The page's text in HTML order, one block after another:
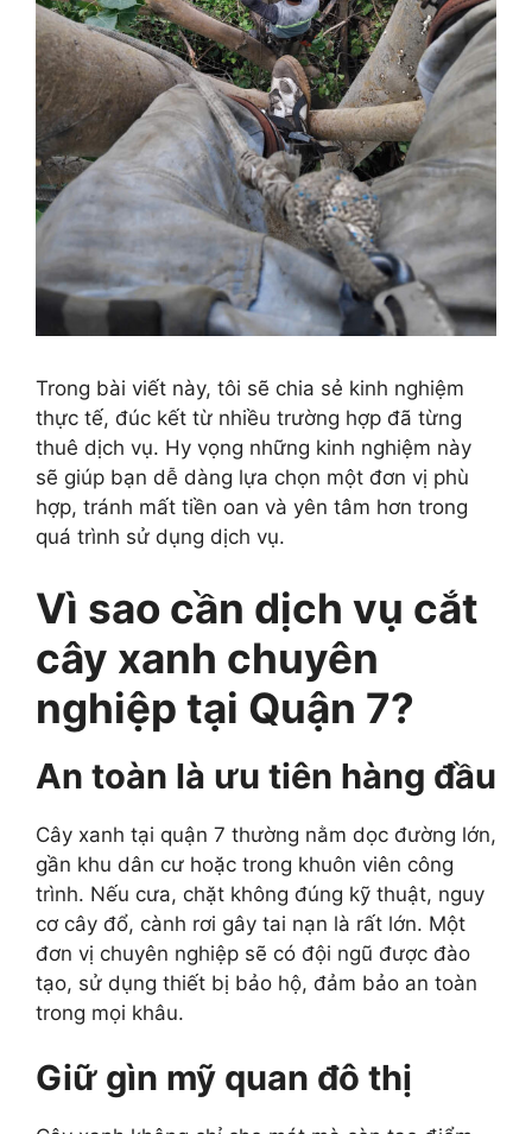
Trong bài viết này, tôi sẽ chia sẻ kinh nghiệm
thực tế, đúc kết từ nhiều trường hợp đã từng
thuê dịch vụ. Hy vọng những kinh nghiệm này
sẽ giúp bạn dễ dàng lựa chọn một đơn vị phù
hợp, tránh mất tiền oan và yên tâm hơn trong
quá trình sử dụng dịch vụ.
Vì sao cần dịch vụ cắt
cây xanh chuyên
nghiệp tại Quận 7?
An toàn là ưu tiên hàng đầu
Cây xanh tại quận 7 thường nằm dọc đường lớn,
gần khu dân cư hoặc trong khuôn viên công
trình. Nếu cưa, chặt không đúng kỹ thuật, nguy
cơ cây đổ, cành rơi gây tai nạn là rất lớn. Một
đơn vị chuyên nghiệp sẽ có đội ngũ được đào
tạo, sử dụng thiết bị bảo hộ, đảm bảo an toàn
trong mọi khâu.
Giữ gìn mỹ quan đô thị